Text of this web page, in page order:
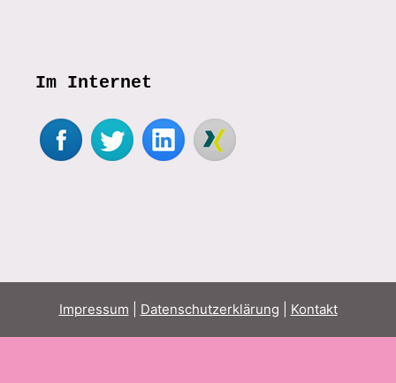
Im Internet
Impressum Datenschutzerklärung Kontakt